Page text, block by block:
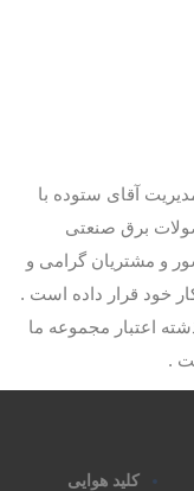
آقای ستوده با
برق صنعتی
مشتریان گرامی و
قرار داده است .
مجموعه ما
کلید هوایی